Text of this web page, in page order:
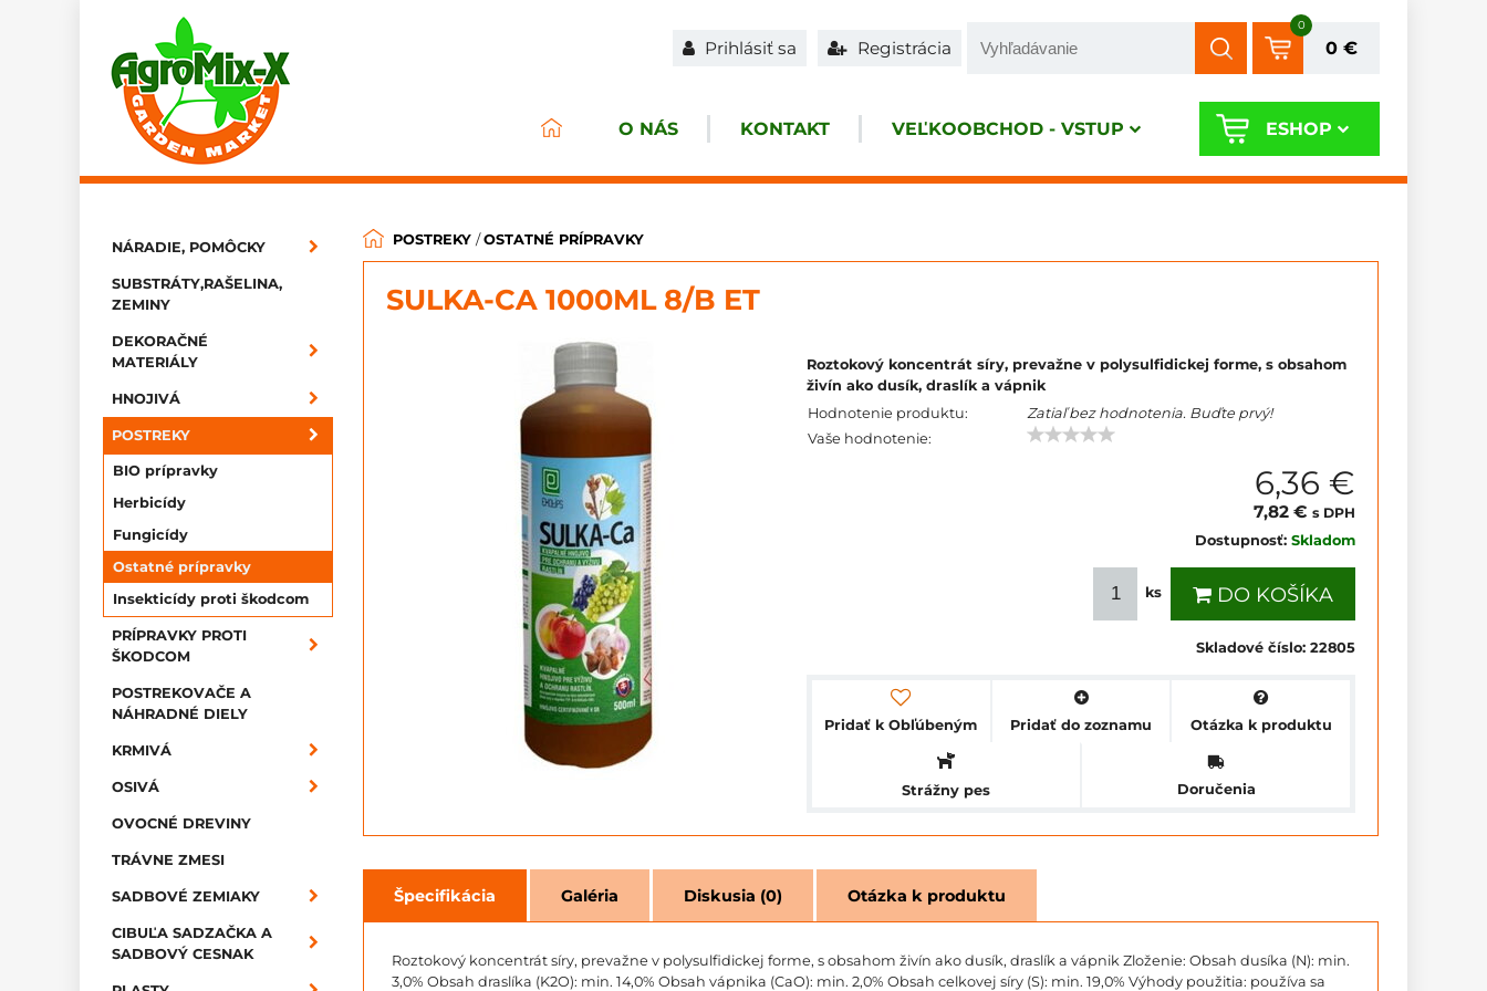
Prihlásiť sa Registrácia
0
0 €
O NÁS KONTAKT VEĽKOOBCHOD - VSTUP ESHOP
POSTREKY / OSTATNÉ PRÍPRAVKY
SULKA-CA 1000ML 8/B ET
Roztokový koncentrát síry, prevažne v polysulfidickej forme, s obsahom
živín ako dusík, draslík a vápnik
Hodnotenie produktu:
Zatiaľ bez hodnotenia. Buďte prvý!
Vaše hodnotenie:
6,36 €
7,82 € s DPH
Dostupnosť: Skladom
ks DO KOŠÍKA
Skladové číslo: 22805
Pridať k Obľúbeným Pridať do zoznamu Otázka k produktu
Strážny pes Doručenia
Špecifikácia Galéria Diskusia (0) Otázka k produktu
Roztokový koncentrát síry, prevažne v polysulfidickej forme, s obsahom živín ako dusík, draslík a vápnik Zloženie: Obsah dusíka (N): min.
3,0% Obsah draslíka (K2O): min. 14,0% Obsah vápnika (CaO): min. 2,0% Obsah celkovej síry (S): min. 19,0% Výhody použitia: používa sa
NÁRADIE, POMÔCKY
SUBSTRÁTY,RAŠELINA,
ZEMINY
DEKORAČNÉ
MATERIÁLY
HNOJIVÁ
POSTREKY
BIO prípravky
Herbicídy
Fungicídy
Ostatné prípravky
Insekticídy proti škodcom
PRÍPRAVKY PROTI
ŠKODCOM
POSTREKOVAČE A
NÁHRADNÉ DIELY
KRMIVÁ
OSIVÁ
OVOCNÉ DREVINY
TRÁVNE ZMESI
SADBOVÉ ZEMIAKY
CIBUĽA SADZAČKA A
SADBOVÝ CESNAK